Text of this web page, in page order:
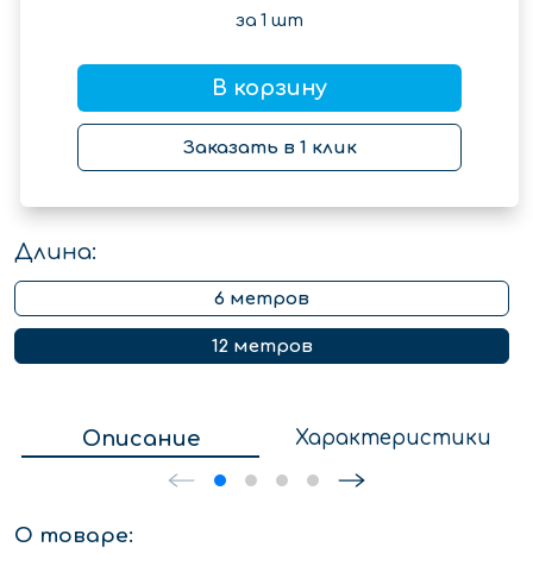
за 1 шт
В корзину
Заказать в 1 клик
Длина:
6 метров
12 метров
Описание Характеристики
О товаре: